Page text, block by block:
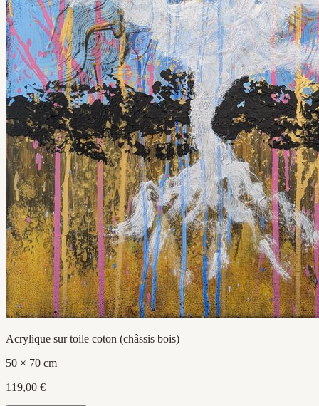
Acrylique sur toile coton (châssis bois)
50 × 70 cm
119,00 €